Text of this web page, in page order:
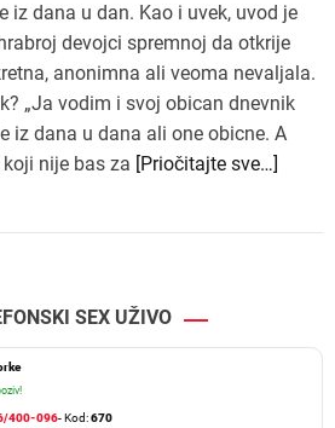
iz dana u dan. Kao i uvek, uvod je
devojci spremnoj da otkrije
anonimna ali veoma nevaljala.
„Ja vodim i svoj obican dnevnik
iz dana u dana ali one obicne. A
nije bas za [Priočitajte sve…]
SEX UŽIVO
400-096- Kod:670